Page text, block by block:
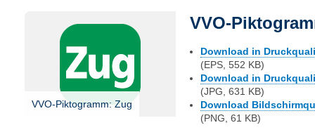
VVO-Piktogramm: Zug
VVO-
Download in
(EPS, 552 KB)
Download in
(JPG, 631 KB)
Download
(PNG, 61 KB)